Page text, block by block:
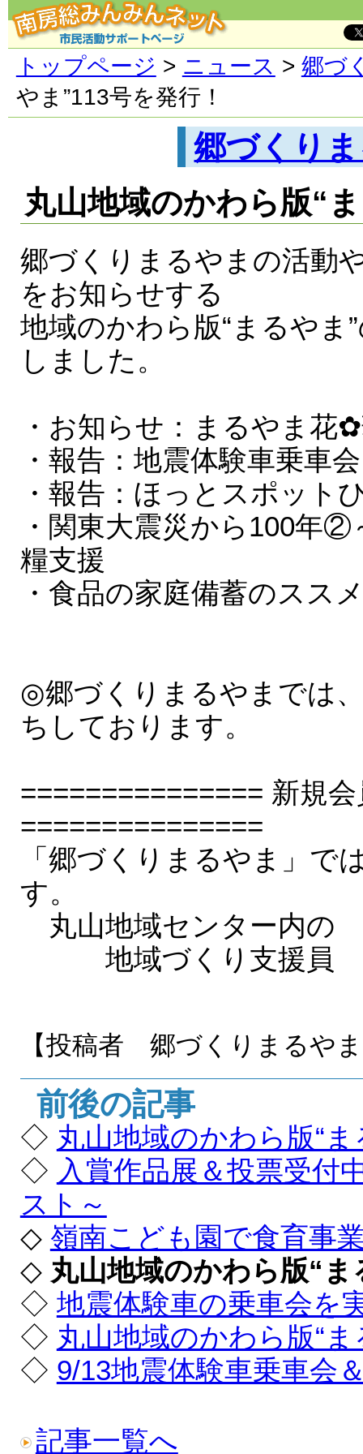
トップページ > ニュース > 郷づ
やま”113号を発行！
郷づくり
丸山地域のかわら版“
郷づくりまるやまの活動
をお知らせする
地域のかわら版“まるやま
しました。
・お知らせ：まるやま花
・報告：地震体験車乗車
・報告：ほっとスポット
・関東大震災から100年②
糧支援
・食品の家庭備蓄のスス
◎郷づくりまるやまでは
ちしております。
=============== 新規
===============
「郷づくりまるやま」で
す。
丸山地域センター内の
地域づくり支援員 電
【投稿者 郷づくりまるや
前後の記事
◇ 丸山地域のかわら版“
◇ 入賞作品展＆投票受付
スト～
◇ 嶺南こども園で食育事
◇ 丸山地域のかわら版“
◇ 地震体験車の乗車会を
◇ 丸山地域のかわら版“
◇ 9/13地震体験車乗車会
記事一覧へ